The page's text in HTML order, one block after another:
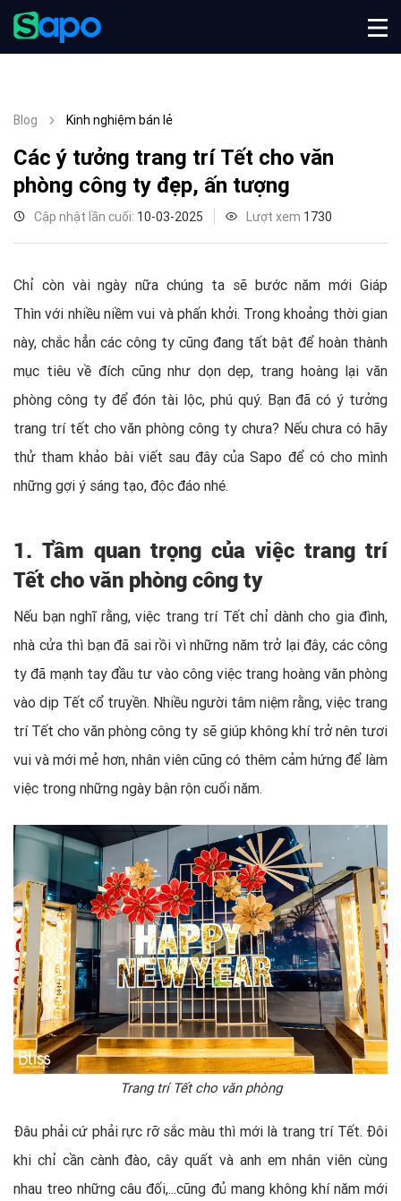
Blog Kinh nghiệm bán lẻ
Các ý tưởng trang trí Tết cho văn
phòng công ty đẹp, ấn tượng
Cập nhật lần cuối: 10-03-2025 Lượt xem 1730
Chỉ còn vài ngày nữa chúng ta sẽ bước năm mới Giáp
Thìn với nhiều niềm vui và phấn khởi. Trong khoảng thời gian
này, chắc hẳn các công ty cũng đang tất bật để hoàn thành
mục tiêu về đích cũng như dọn dẹp, trang hoàng lại văn
phòng công ty để đón tài lộc, phú quý. Bạn đã có ý tưởng
trang trí tết cho văn phòng công ty chưa? Nếu chưa có hãy
thử tham khảo bài viết sau đây của Sapo để có cho mình
những gợi ý sáng tạo, độc đáo nhé.
1. Tầm quan trọng của việc trang trí
Tết cho văn phòng công ty
Nếu bạn nghĩ rằng, việc trang trí Tết chỉ dành cho gia đình,
nhà cửa thì bạn đã sai rồi vì những năm trở lại đây, các công
ty đã mạnh tay đầu tư vào công việc trang hoàng văn phòng
vào dịp Tết cổ truyền. Nhiều người tâm niệm rằng, việc trang
trí Tết cho văn phòng công ty sẽ giúp không khí trở nên tươi
vui và mới mẻ hơn, nhân viên cũng có thêm cảm hứng để làm
việc trong những ngày bận rộn cuối năm.
Trang trí Tết cho văn phòng
Đâu phải cứ phải rực rỡ sắc màu thì mới là trang trí Tết. Đôi
khi chỉ cần cành đào, cây quất và anh em nhân viên cùng
nhau treo những câu đối,...cũng đủ mang không khí năm mới